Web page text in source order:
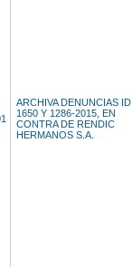
ARCHIVA DENUNCIAS ID
1650 Y 1286-2015, EN
CONTRA DE RENDIC
HERMANOS S.A.